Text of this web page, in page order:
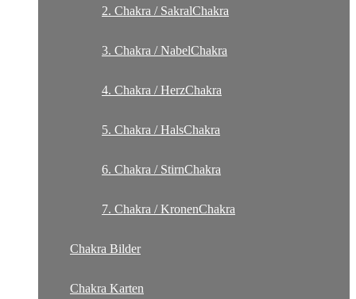
2. Chakra / SakralChakra
3. Chakra / NabelChakra
4. Chakra / HerzChakra
5. Chakra / HalsChakra
6. Chakra / StirnChakra
7. Chakra / KronenChakra
Chakra Bilder
Chakra Karten